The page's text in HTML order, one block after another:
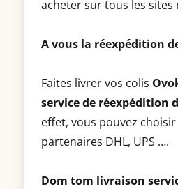
acheter sur tous les sites
A vous la réexpédition
Faites livrer vos colis
service de réexpédition
effet, vous pouvez
partenaires DHL, UPS ….
Dom tom livraison